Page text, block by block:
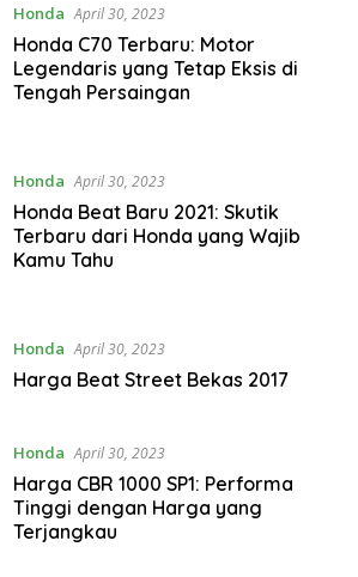
Honda April 30, 2023
Honda C70 Terbaru: Motor
Legendaris yang Tetap Eksis di
Tengah Persaingan
Honda April 30, 2023
Honda Beat Baru 2021: Skutik
Terbaru dari Honda yang Wajib
Kamu Tahu
Honda April 30, 2023
Harga Beat Street Bekas 2017
Honda April 30, 2023
Harga CBR 1000 SP1: Performa
Tinggi dengan Harga yang
Terjangkau